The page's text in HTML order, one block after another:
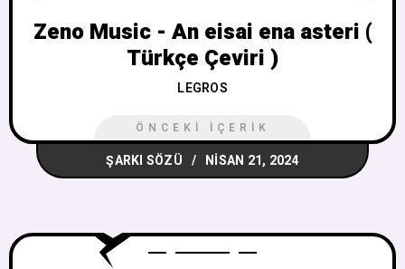
Zeno Music - An eisai ena asteri (
Türkçe Çeviri )
LEGROS
ÖNCEKI İÇERIK
ŞARKI SÖZÜ NISAN 21, 2024